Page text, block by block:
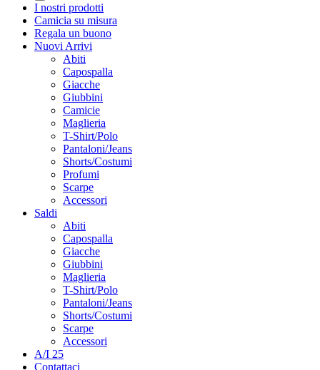
I nostri prodotti
Camicia su misura
Regala un buono
Nuovi Arrivi
Abiti
Capospalla
Giacche
Giubbini
Camicie
Maglieria
T-Shirt/Polo
Pantaloni/Jeans
Shorts/Costumi
Profumi
Scarpe
Accessori
Saldi
Abiti
Capospalla
Giacche
Giubbini
Maglieria
T-Shirt/Polo
Pantaloni/Jeans
Shorts/Costumi
Scarpe
Accessori
A/I 25
Contattaci